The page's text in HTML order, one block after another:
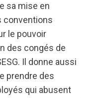
sa mise en
conventions
le pouvoir
des congés de
Il donne aussi
prendre des
qui abusent